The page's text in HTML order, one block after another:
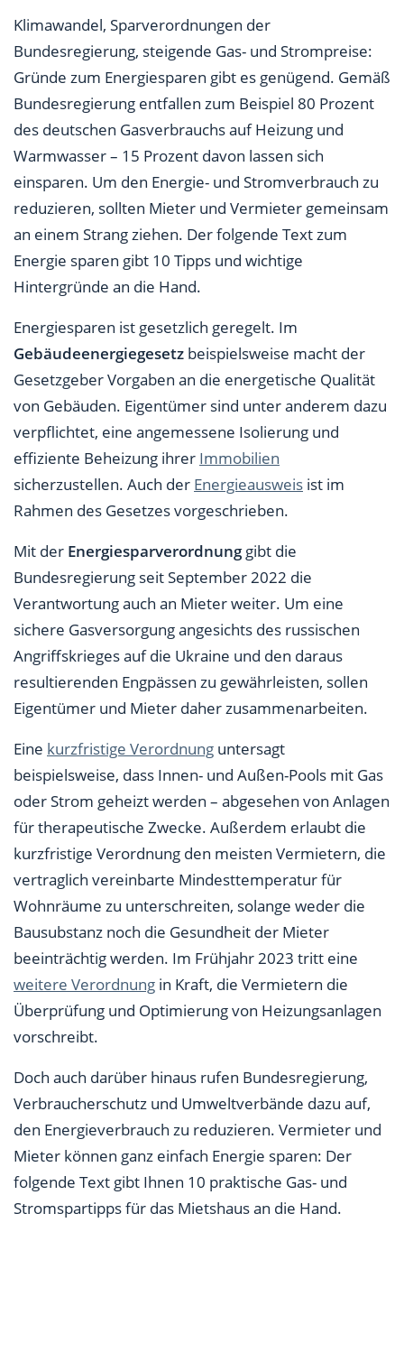
3. Richtig und mit smarter Assistenz lüften
4. Beleuchtung im Mietshaus feinjustieren und
Energiesparlampen nutzen
5. Mit Gas, Deckel und Wasserkocher kochen
7. Gefriertruhe und Kühlschrank sinnvoll platzieren
und nutzen
8. Wäsche stromsparend waschen und trocknen
Energieeffizienz achten
10. Mehr Geräte ausschalten statt Standby
Klimawandel, Sparverordnungen der
Bundesregierung, steigende Gas- und Strompreise:
Gründe zum Energiesparen gibt es genügend. Gemäß
Bundesregierung entfallen zum Beispiel 80 Prozent
des deutschen Gasverbrauchs auf Heizung und
Warmwasser – 15 Prozent davon lassen sich
einsparen. Um den Energie- und Stromverbrauch zu
reduzieren, sollten Mieter und Vermieter gemeinsam
an einem Strang ziehen. Der folgende Text zum
Energie sparen gibt 10 Tipps und wichtige
Hintergründe an die Hand.
Energiesparen ist gesetzlich geregelt. Im
Gebäudeenergiegesetz beispielsweise macht der
Gesetzgeber Vorgaben an die energetische Qualität
von Gebäuden. Eigentümer sind unter anderem dazu
verpflichtet, eine angemessene Isolierung und
effiziente Beheizung ihrer Immobilien
sicherzustellen. Auch der Energieausweis ist im
Rahmen des Gesetzes vorgeschrieben.
Mit der Energiesparverordnunggibt die
Bundesregierung seit September 2022 die
Verantwortung auch an Mieter weiter. Um eine
sichere Gasversorgung angesichts des russischen
Angriffskrieges auf die Ukraine und den daraus
resultierenden Engpässen zu gewährleisten, sollen
Eigentümer und Mieter daher zusammenarbeiten.
Eine kurzfristige Verordnung untersagt
beispielsweise, dass Innen- und Außen-Pools mit Gas
oder Strom geheizt werden – abgesehen von Anlagen
für therapeutische Zwecke. Außerdem erlaubt die
kurzfristige Verordnung den meisten Vermietern, die
vertraglich vereinbarte Mindesttemperatur für
Wohnräume zu unterschreiten, solange weder die
Bausubstanz noch die Gesundheit der Mieter
beeinträchtig werden. Im Frühjahr 2023 tritt eine
weitere Verordnung in Kraft, die Vermietern die
Überprüfung und Optimierung von Heizungsanlagen
vorschreibt.
Doch auch darüber hinaus rufen Bundesregierung,
Verbraucherschutz und Umweltverbände dazu auf,
den Energieverbrauch zu reduzieren. Vermieter und
Mieter können ganz einfach Energie sparen: Der
folgende Text gibt Ihnen 10 praktische Gas- und
Stromspartipps für das Mietshaus an die Hand.